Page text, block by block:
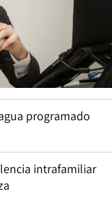
programado
intrafamiliar